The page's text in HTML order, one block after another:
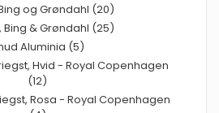
og Grøndahl (20)
Bing & Grøndahl (25)
Aluminia (5)
Hvid - Royal Copenhagen
(12)
Rosa - Royal Copenhagen